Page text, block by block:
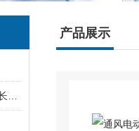
产品展示